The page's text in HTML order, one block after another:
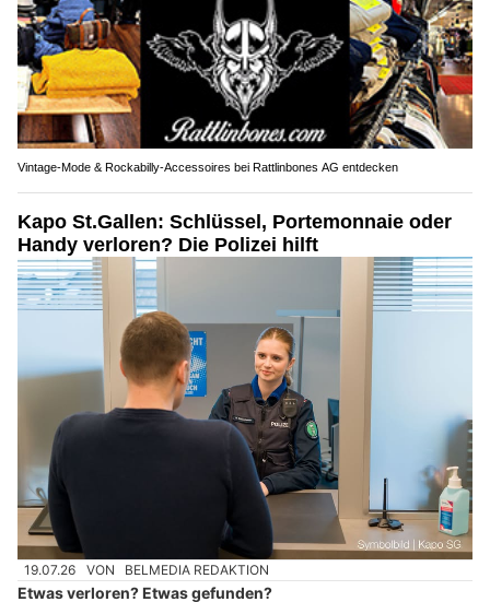
Vintage-Mode & Rockabilly-Accessoires bei Rattlinbones AG entdecken
Kapo St.Gallen: Schlüssel, Portemonnaie oder
Handy verloren? Die Polizei hilft
19.07.26 VON BELMEDIA REDAKTION
Etwas verloren? Etwas gefunden?